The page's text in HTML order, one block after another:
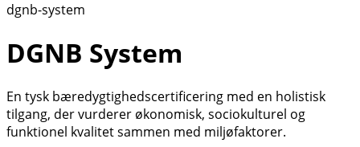
dgnb-system
DGNB System
En tysk bæredygtighedscertificering med en holistisk
tilgang, der vurderer økonomisk, sociokulturel og
funktionel kvalitet sammen med miljøfaktorer.